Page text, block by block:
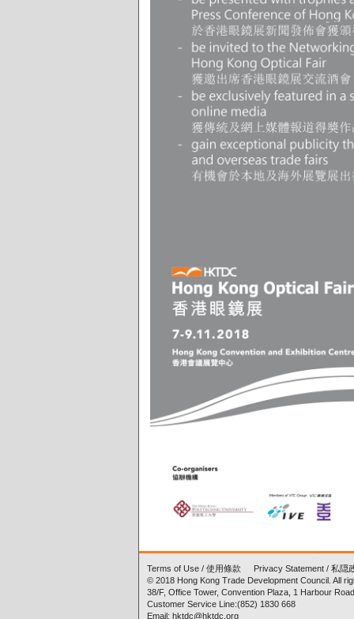
Terms of Use / 使用條款 Privacy Statement / 私隠
© 2018 Hong Kong Trade Development Council. All
38/F, Office Tower, Convention Plaza, 1 Harbour
Customer Service Line:(852) 1830 668
Email: hktdc@hktdc.org